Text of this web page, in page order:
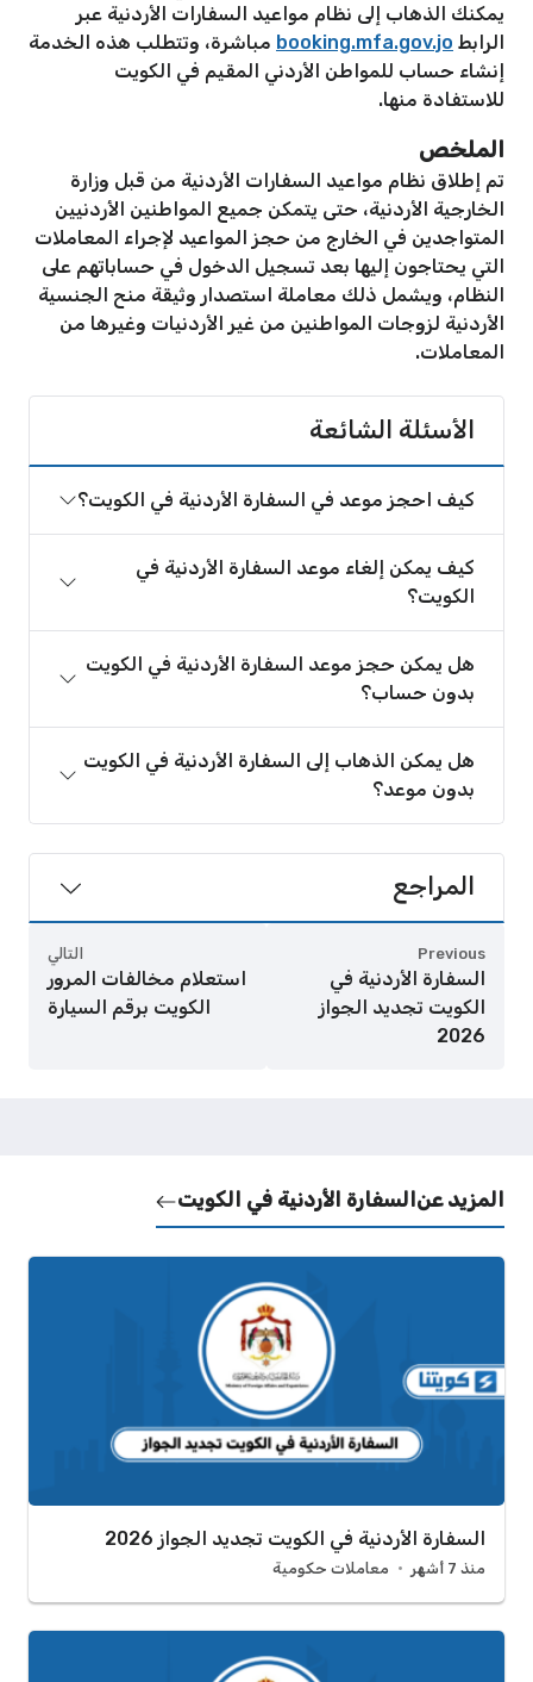
يمكنك الذهاب إلى نظام مواعيد السفارات الأردنية عبر
الرابط booking.mfa.gov.jo مباشرة، وتتطلب هذه الخدمة
إنشاء حساب للمواطن الأردني المقيم في الكويت
للاستفادة منها.
الملخص
تم إطلاق نظام مواعيد السفارات الأردنية من قبل وزارة
الخارجية الأردنية، حتى يتمكن جميع المواطنين الأردنيين
المتواجدين في الخارج من حجز المواعيد لإجراء المعاملات
التي يحتاجون إليها بعد تسجيل الدخول في حساباتهم على
النظام، ويشمل ذلك معاملة استصدار وثيقة منح الجنسية
الأردنية لزوجات المواطنين من غير الأردنيات وغيرها من
المعاملات.
الأسئلة الشائعة
كيف احجز موعد في السفارة الأردنية في الكويت؟
كيف يمكن إلغاء موعد السفارة الأردنية في
الكويت؟
هل يمكن حجز موعد السفارة الأردنية في الكويت
بدون حساب؟
هل يمكن الذهاب إلى السفارة الأردنية في الكويت
بدون موعد؟
المراجع
Previous
السفارة الأردنية في
الكويت تجديد الجواز
2026
التالي
استعلام مخالفات المرور
الكويت برقم السيارة
المزيد عنالسفارة الأردنية في الكويت
السفارة الأردنية في الكويت تجديد الجواز 2026
منذ 7 أشهر معاملات حكومية